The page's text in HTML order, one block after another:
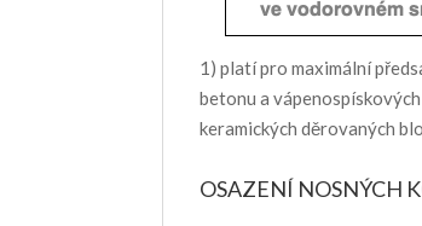
1) platí pro maximální
betonu a
keramických děrovaných
OSAZENÍ NOSNÝCH